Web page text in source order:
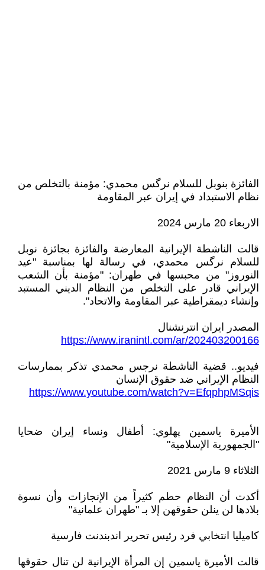
الفائزة بنوبل للسلام نرگس محمدي: مؤمنة بالتخلص من
نظام الاستبداد في إيران عبر المقاومة
الاربعاء 20 مارس 2024
قالت الناشطة الإيرانية المعارضة والفائزة بجائزة نوبل
للسلام نرگس محمدي، في رسالة لها بمناسبة "عيد
النوروز" من محبسها في طهران: "مؤمنة بأن الشعب
الإيراني قادر على التخلص من النظام الديني المستبد
وإنشاء ديمقراطية عبر المقاومة والاتحاد".
المصدر ايران انترنشنال
https://www.iranintl.com/ar/202403200166
فيديو.. قضية الناشطة نرجس محمدي تذكر بممارسات
النظام الإيراني ضد حقوق الإنسان
https://www.youtube.com/watch?v=EfqphpMSqis
الأميرة ياسمين پهلوي: أطفال ونساء إيران ضحايا
"الجمهورية الإسلامية"
الثلاثاء 9 مارس 2021
أكدت أن النظام حطم كثيراً من الإنجازات وأن نسوة
بلادها لن ينلن حقوقهن إلا بـ "طهران علمانية"
كاميليا انتخابي فرد رئيس تحرير اندبندنت فارسية
قالت الأميرة ياسمين إن المرأة الإيرانية لن تنال حقوقها